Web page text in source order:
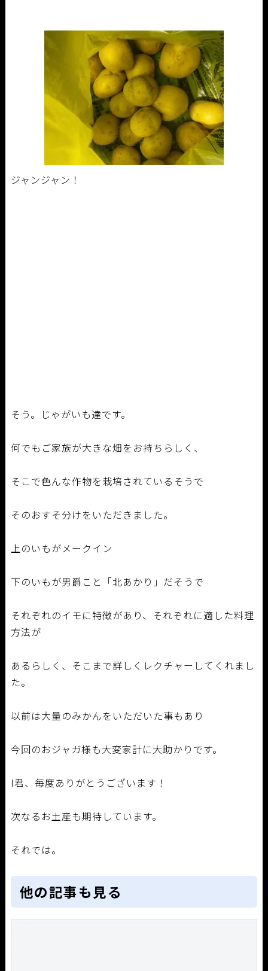
ジャンジャン！
そう。じゃがいも達です。
何でもご家族が大きな畑をお持ちらしく、
そこで色んな作物を栽培されているそうで
そのおすそ分けをいただきました。
上のいもがメークイン
下のいもが男爵こと「北あかり」だそうで
それぞれのイモに特徴があり、それぞれに適した料理
方法が
あるらしく、そこまで詳しくレクチャーしてくれまし
た。
以前は大量のみかんをいただいた事もあり
今回のおジャガ様も大変家計に大助かりです。
I君、毎度ありがとうございます！
次なるお土産も期待しています。
それでは。
他の記事も見る